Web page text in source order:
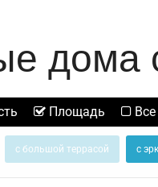
дома
Площадь Все
с большой террасой с